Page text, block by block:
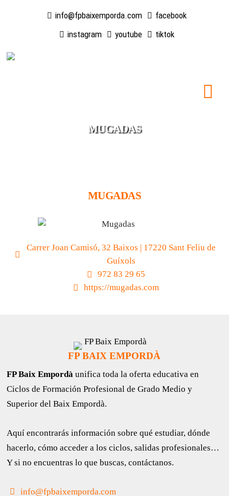
info@fpbaixemporda.com
facebook
instagram
youtube tiktok
MUGADAS
MUGADAS
Carrer Joan Camisó, 32 Baixos | 17220 Sant Feliu de
Guíxols
972 83 29 65
https://mugadas.com
FP BAIX EMPORDÀ
FP Baix Empordàunifica toda la oferta educativa en
Ciclos de Formación Profesional de Grado Medio y
Superior del Baix Empordà.
Aquí encontrarás información sobre qué estudiar, dónde
hacerlo, cómo acceder a los ciclos, salidas profesionales…
Y si no encuentras lo que buscas, contáctanos.
info@fpbaixemporda.com